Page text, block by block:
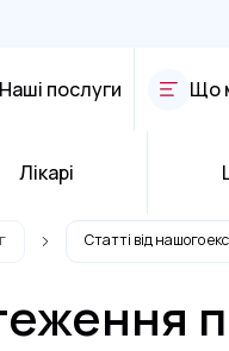
Наші послуги Що
Лікарі
Статті від нашого